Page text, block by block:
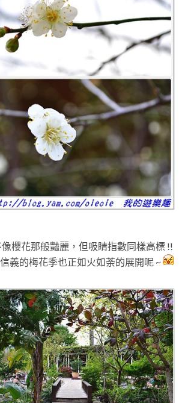
櫻花那般豔麗，但吸睛指數同樣高標 !!
信義的梅花季也正如火如荼的展開呢 ~